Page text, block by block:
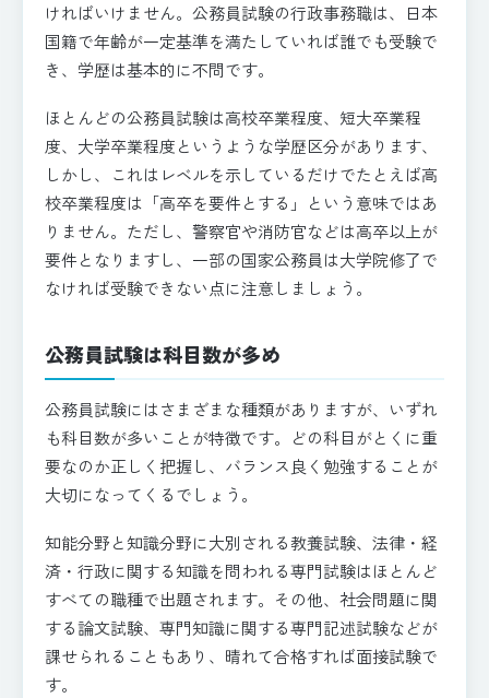
ければいけません。公務員試験の行政事務職は、日本
国籍で年齢が一定基準を満たしていれば誰でも受験で
き、学歴は基本的に不問です。
ほとんどの公務員試験は高校卒業程度、短大卒業程
度、大学卒業程度というような学歴区分があります、
しかし、これはレベルを示しているだけでたとえば高
校卒業程度は「高卒を要件とする」という意味ではあ
りません。ただし、警察官や消防官などは高卒以上が
要件となりますし、一部の国家公務員は大学院修了で
なければ受験できない点に注意しましょう。
公務員試験は科目数が多め
公務員試験にはさまざまな種類がありますが、いずれ
も科目数が多いことが特徴です。どの科目がとくに重
要なのか正しく把握し、バランス良く勉強することが
大切になってくるでしょう。
知能分野と知識分野に大別される教養試験、法律・経
済・行政に関する知識を問われる専門試験はほとんど
すべての職種で出題されます。その他、社会問題に関
する論文試験、専門知識に関する専門記述試験などが
課せられることもあり、晴れて合格すれば面接試験で
す。